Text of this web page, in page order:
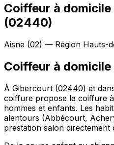
Coiffeur à
(02440)
Aisne (02) — Région Hauts-
Coiffeur à domicile
À Gibercourt (02440) et
coiffure propose la coiffure
hommes et enfants. Les
alentours (Abbécourt,
prestation salon directement